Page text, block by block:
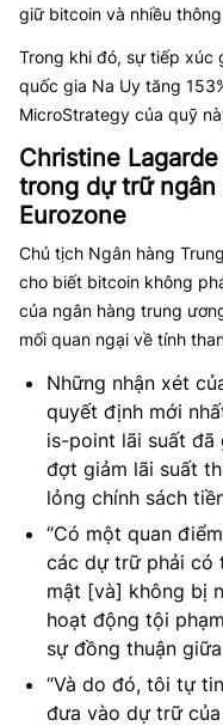
giữ bitcoin và nhiều
Trong khi đó, sự tiếp xúc
quốc gia Na Uy tăng
MicroStrategy của quỹ
Christine
trong dự trữ
Eurozone
Chủ tịch Ngân hàng
cho biết bitcoin không
của ngân hàng trung
mối quan ngại về tính
Những nhận xét
quyết định mới
is-point lãi suất đã
đợt giảm lãi suất
lỏng chính sách
“Có một quan
các dự trữ phải có
mật [và] không bị
hoạt động tội
sự đồng thuận
“Và do đó, tôi tự
đưa vào dự trữ